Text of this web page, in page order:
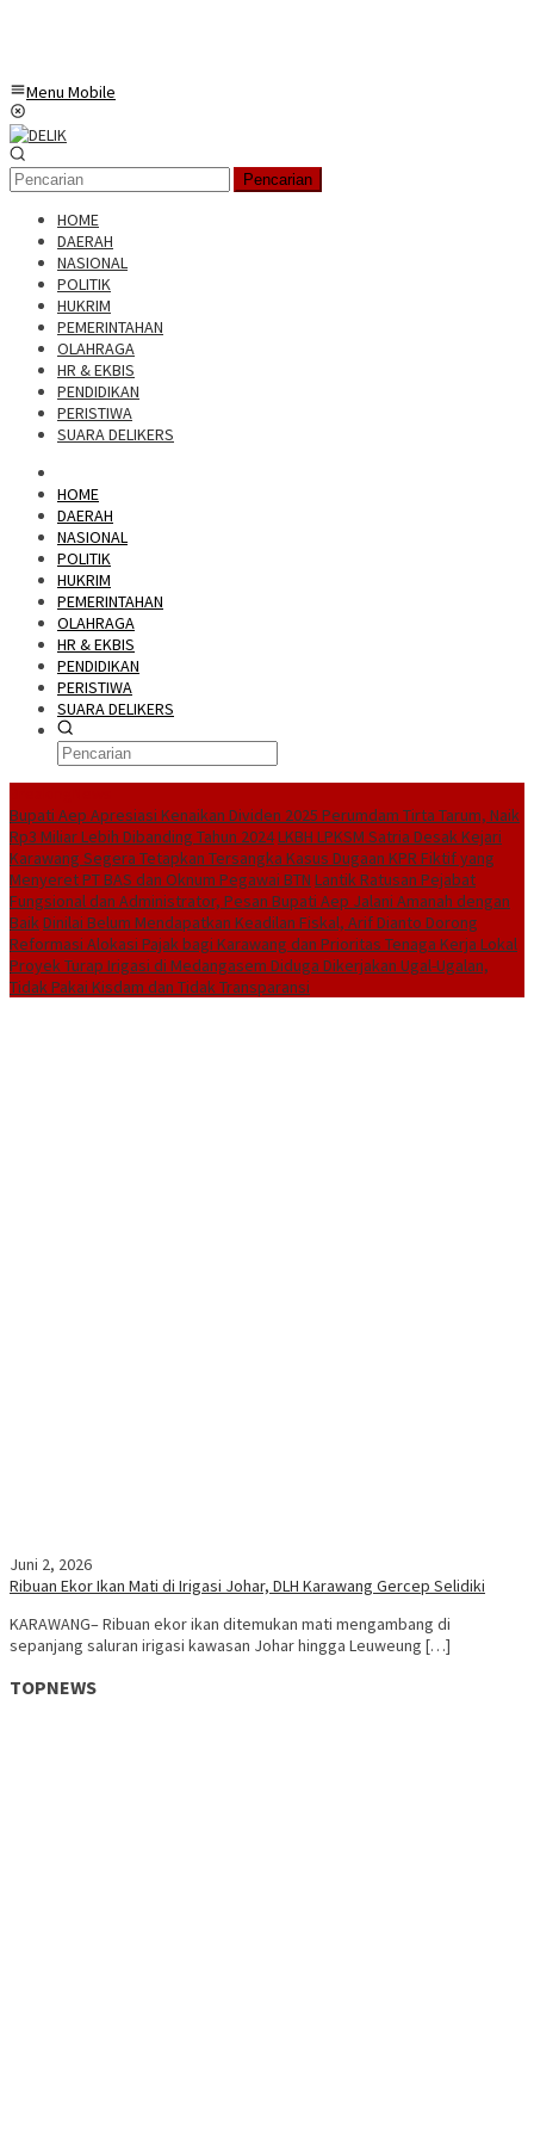
Menu Mobile
Pencarian
HOME
DAERAH
NASIONAL
POLITIK
HUKRIM
PEMERINTAHAN
OLAHRAGA
HR & EKBIS
PENDIDIKAN
PERISTIWA
SUARA DELIKERS
HOME
DAERAH
NASIONAL
POLITIK
HUKRIM
PEMERINTAHAN
OLAHRAGA
HR & EKBIS
PENDIDIKAN
PERISTIWA
SUARA DELIKERS
Bupati Aep Apresiasi Kenaikan Dividen 2025 Perumdam Tirta Tarum, Naik
Rp3 Miliar Lebih Dibanding Tahun 2024LKBH LPKSM Satria Desak Kejari
Karawang Segera Tetapkan Tersangka Kasus Dugaan KPR Fiktif yang
Menyeret PT BAS dan Oknum Pegawai BTN Lantik Ratusan Pejabat
Fungsional dan Administrator, Pesan Bupati Aep Jalani Amanah dengan
BaikDinilai Belum Mendapatkan Keadilan Fiskal, Arif Dianto Dorong
Reformasi Alokasi Pajak bagi Karawang dan Prioritas Tenaga Kerja Lokal
Proyek Turap Irigasi di Medangasem Diduga Dikerjakan Ugal-Ugalan,
Tidak Pakai Kisdam dan Tidak Transparansi
Juni 2, 2026
Ribuan Ekor Ikan Mati di Irigasi Johar, DLH Karawang Gercep Selidiki
KARAWANG– Ribuan ekor ikan ditemukan mati mengambang di
sepanjang saluran irigasi kawasan Johar hingga Leuweung […]
TOPNEWS